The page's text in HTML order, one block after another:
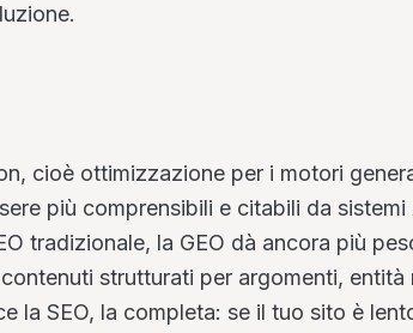
cioè ottimizzazione per i motori
più comprensibili e citabili da sistemi
tradizionale, la GEO dà ancora più
strutturati per argomenti,
la SEO, la completa: se il tuo sito è